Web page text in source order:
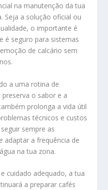
na manutenção da tua
Seja a solução oficial ou
o importante é
é seguro para sistemas
de calcário sem
a uma rotina de
o sabor e a
prolonga a vida útil
técnicos e custos
sempre as
adaptar a frequência de
na tua zona.
cuidado adequado, a tua
a preparar cafés